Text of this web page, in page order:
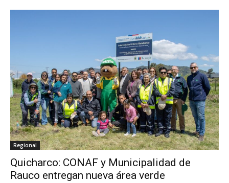
Regional
Quicharco: CONAF y Municipalidad de
Rauco entregan nueva área verde